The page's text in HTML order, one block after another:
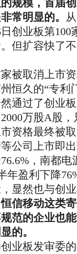
规模，首届
常明显的。
创业板第100
但扩容快了
取消上市资
恒久的“专利
通过了创业
万股A股
资格最终被
公司上市即
，南都电
年盈利下降
显然也与创
信移动这类
范的企业也
的。
板发审委的